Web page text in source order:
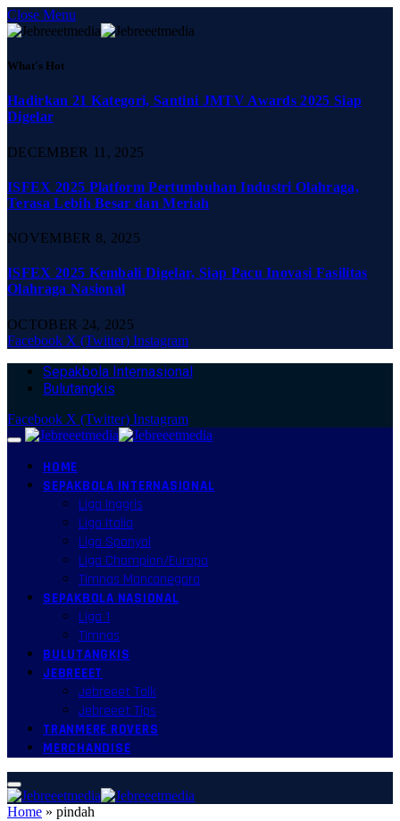
Close Menu
What's Hot
Hadirkan 21 Kategori, Santini JMTV Awards 2025 Siap
Digelar
DECEMBER 11, 2025
ISFEX 2025 Platform Pertumbuhan Industri Olahraga,
Terasa Lebih Besar dan Meriah
NOVEMBER 8, 2025
ISFEX 2025 Kembali Digelar, Siap Pacu Inovasi Fasilitas
Olahraga Nasional
OCTOBER 24, 2025
Facebook X (Twitter) Instagram
Sepakbola Internasional
Bulutangkis
Facebook X (Twitter) Instagram
HOME
SEPAKBOLA INTERNASIONAL
Liga Inggris
Liga Italia
Liga Spanyol
Liga Champion/Europa
Timnas Mancanegara
SEPAKBOLA NASIONAL
Liga 1
Timnas
BULUTANGKIS
JEBREEET
Jebreeet Talk
Jebreeet Tips
TRANMERE ROVERS
MERCHANDISE
Home » pindah